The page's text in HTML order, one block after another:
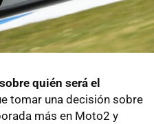
quién será el
tomar una decisión sobre
más en Moto2 y